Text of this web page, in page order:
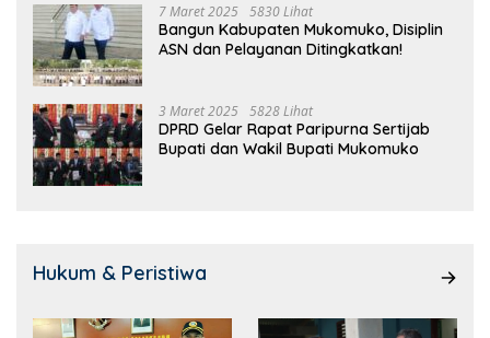
7 Maret 2025 5830 Lihat
Bangun Kabupaten Mukomuko, Disiplin
ASN dan Pelayanan Ditingkatkan!
3 Maret 2025 5828 Lihat
DPRD Gelar Rapat Paripurna Sertijab
Bupati dan Wakil Bupati Mukomuko
Hukum & Peristiwa